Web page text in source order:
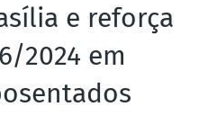
e reforça
2024 em